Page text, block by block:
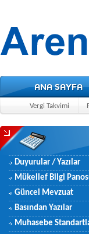
ANA SAYFA
Vergi Takvimi
Duyurular / Yazılar
Mükellef Bilgi
Güncel Mevzuat
Basından Yazılar
Muhasebe